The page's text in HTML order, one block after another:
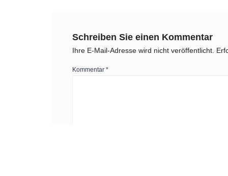
Schreiben Sie einen Kommentar
Ihre E-Mail-Adresse wird nicht veröffentlicht.
Kommentar *